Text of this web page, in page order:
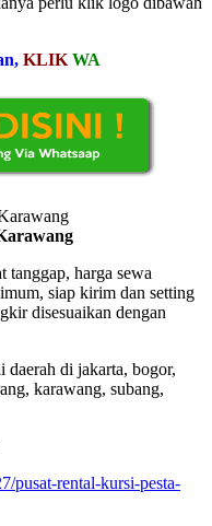
KLIK WA
tanggap, harga sewa
siap kirim dan setting
disesuaikan dengan
daerah di jakarta, bogor,
karawang, subang,
pusat-rental-kursi-pesta-